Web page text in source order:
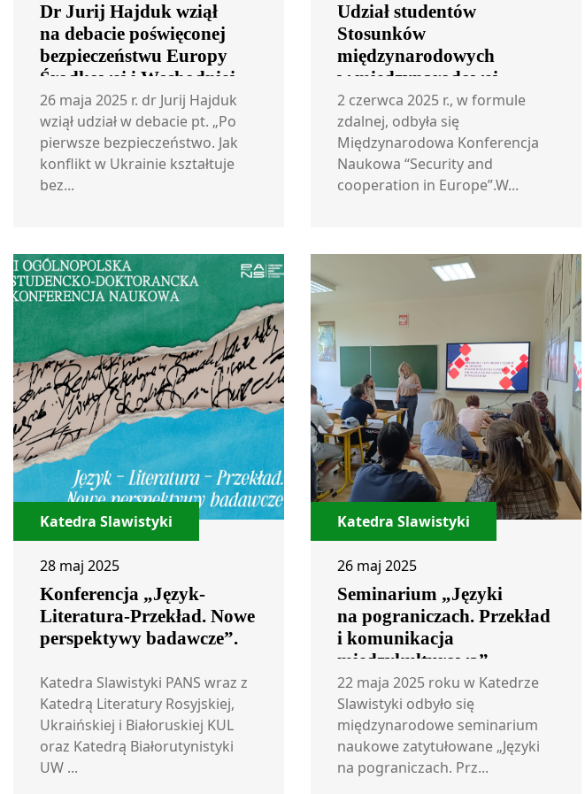
Dr Jurij Hajduk wziął
na debacie poświęconej
bezpieczeństwu Europy
Środkowej i Wschodniej
26 maja 2025 r. dr Jurij Hajduk
wziął udział w debacie pt. „Po
pierwsze bezpieczeństwo. Jak
konflikt w Ukrainie kształtuje
bez...
Udział studentów
Stosunków
międzynarodowych
w międzynarodowej
konferencji
2 czerwca 2025 r., w formule
zdalnej, odbyła się
Międzynarodowa Konferencja
Naukowa “Security and
cooperation in Europe”.W...
Katedra Slawistyki
28 maj 2025
Konferencja „Język-
Literatura-Przekład. Nowe
perspektywy badawcze”.
Katedra Slawistyki PANS wraz z
Katedrą Literatury Rosyjskiej,
Ukraińskiej i Białoruskiej KUL
oraz Katedrą Białorutynistyki
UW ...
Katedra Slawistyki
26 maj 2025
Seminarium „Języki
na pograniczach. Przekład
i komunikacja
międzykulturowa”
22 maja 2025 roku w Katedrze
Slawistyki odbyło się
międzynarodowe seminarium
naukowe zatytułowane „Języki
na pograniczach. Prz...